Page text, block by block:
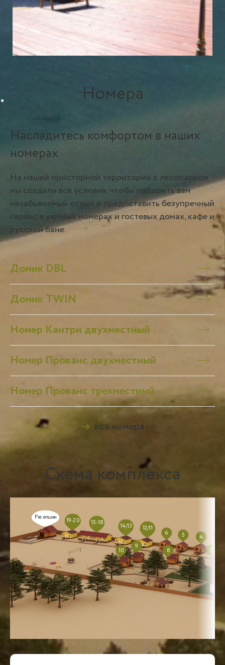
Номера
все номера
Насладитесь комфортом в наших
номерах
На нашей просторной территории с лесопарком
мы создали все условия, чтобы подарить вам
незабываемый отдых и предоставить безупречный
сервис в уютных номерах и гостевых домах, кафе и
русской бане.
Домик DBL
Домик TWIN
Номер Кантри двухместный
Номер Прованс двухместный
Номер Прованс трехместный
Схема комплекса
Ресепшен 19-20 15-18 14/13
12/11
4
5
6
7
8
9
10